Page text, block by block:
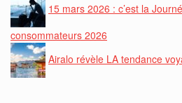
15 mars 2026 : c’est la
consommateurs 2026
Airalo révèle LA tendance